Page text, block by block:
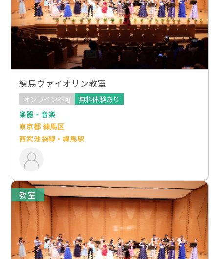
練馬ヴァイオリン教室
オンライン不可
無料体験あり
楽器・音楽
東京都 練馬区
西武池袋線・練馬駅
教室